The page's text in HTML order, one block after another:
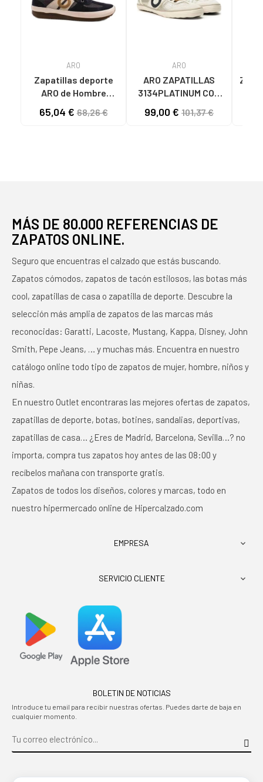
ARO
Zapatillas deporte
ARO de Hombre
JAQ SAPER MODELO
65,04 €68,26 €
ARO
ARO ZAPATILLAS
3134PLATINUM CON
PLATA
99,00 € 101,37 €
MÁS DE 80.000 REFERENCIAS DE
ZAPATOS ONLINE.
Seguro que encuentras el calzado que estás buscando.
Zapatos cómodos, zapatos de tacón estilosos, las botas más
cool, zapatillas de casa o zapatilla de deporte. Descubre la
selección más amplia de zapatos de las marcas más
reconocidas: Garatti, Lacoste, Mustang, Kappa, Disney, John
Smith, Pepe Jeans, … y muchas más. Encuentra en nuestro
catálogo online todo tipo de zapatos de mujer, hombre, niños y
niñas.
En nuestro Outlet encontraras las mejores ofertas de zapatos,
zapatillas de deporte, botas, botines, sandalias, deportivas,
zapatillas de casa… ¿Eres de Madrid, Barcelona, Sevilla…? no
importa, compra tus zapatos hoy antes de las 08:00 y
recíbelos mañana con transporte gratis.
Zapatos de todos los diseños, colores y marcas, todo en
nuestro hipermercado online de Hipercalzado.com
EMPRESA 
SERVICIO CLIENTE 
BOLETIN DE NOTICIAS
Introduce tu email para recibir nuestras ofertas. Puedes darte de baja en
cualquier momento.